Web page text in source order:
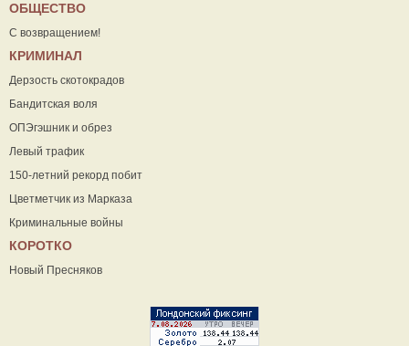
ОБЩЕСТВО
С возвращением!
КРИМИНАЛ
Дерзость скотокрадов
Бандитская воля
ОПЭгэшник и обрез
Левый трафик
150-летний рекорд побит
Цветметчик из Марказа
Криминальные войны
КОРОТКО
Новый Пресняков